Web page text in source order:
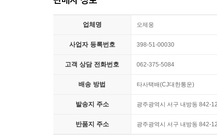
하루하루 기록하는 사람은 잠시도 자신을 잊지 않
그건 하루도 자신을 잃어버리지 않는다는 말과 같
기록하지 못했던 걸 후회한 적이 있거나,
더 스태디북으로 꾸준하게 기록해 보세요.
● ‘더 스테디북’ 페이지 구성
업체명 오제웅
사업자 등록번호 398-51-00030
고객 상담 전화번호 062-375-5084
배송 방법 타사택배(CJ대한통운)
발송지 주소 광주광역시 서구 내방동 842-
반품지 주소 광주광역시 서구 내방동 842-